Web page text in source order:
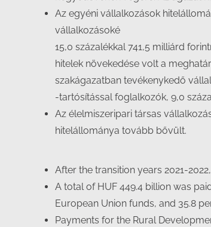
Az egyéni vállalkozások
vállalkozásoké
15,0 százalékkal 741,5 milliárd
hitelek növekedése volt a
szakágazatban tevékenykedő
-tartósítással foglalkozók, 9,0
Az élelmiszeripari társas
hitelállománya tovább bővült.
After the transition years 2021-
A total of HUF 449.4 billion was
European Union funds, and 35.8
Payments for the Rural